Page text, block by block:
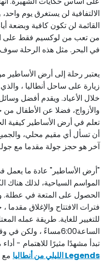
الالتفافية لن يستغرق يوم
القائمة لن تكون كافية وبضعة
من تعب من لوكسيم فقط على
في البحر. مثل هذه الرحلة سوف
يعتبر رحلة إلى أرض الأساطير من
زيارة على ساحل أنطاليا ،
خلال الأعياد. ويقدم أفضل
والأزواج، فضلا عن الأطفال
تعلم في أرض الأساطير كيفية
أن تسأل أي مقيم محلي،
آخر هو حجز جولة مقدما مع
"أرض الأساطير" عادة ما
المواسم السياحية، لذلك هناك
الحصول على المتعة في عطلة.
فترات الافتتاح والإغلاق
تبدأ مشهدًا مثيرًا للاهتمام -
Legends الليلي من أنطاليا
مع